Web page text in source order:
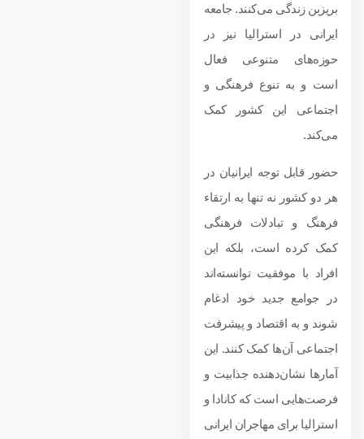
بریزبن زندگی می‌کنند. جامعه
ایرانی در استرالیا نیز در
حوزه‌های متنوعی فعال
است و به تنوع فرهنگی و
اجتماعی این کشور کمک
می‌کند.
حضور قابل توجه ایرانیان در
هر دو کشور نه تنها به ارتقاء
فرهنگ و تبادلات فرهنگی
کمک کرده است، بلکه این
افراد با موفقیت توانسته‌اند
در جوامع جدید خود ادغام
شوند و به اقتصاد و پیشرفت
اجتماعی آن‌ها کمک کنند. این
آمارها نشان‌دهنده جذابیت و
فرصت‌هایی است که کانادا و
استرالیا برای مهاجران ایرانی